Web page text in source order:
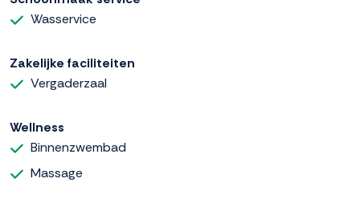
Wasservice
Zakelijke faciliteiten
Vergaderzaal
Wellness
Binnenzwembad
Massage